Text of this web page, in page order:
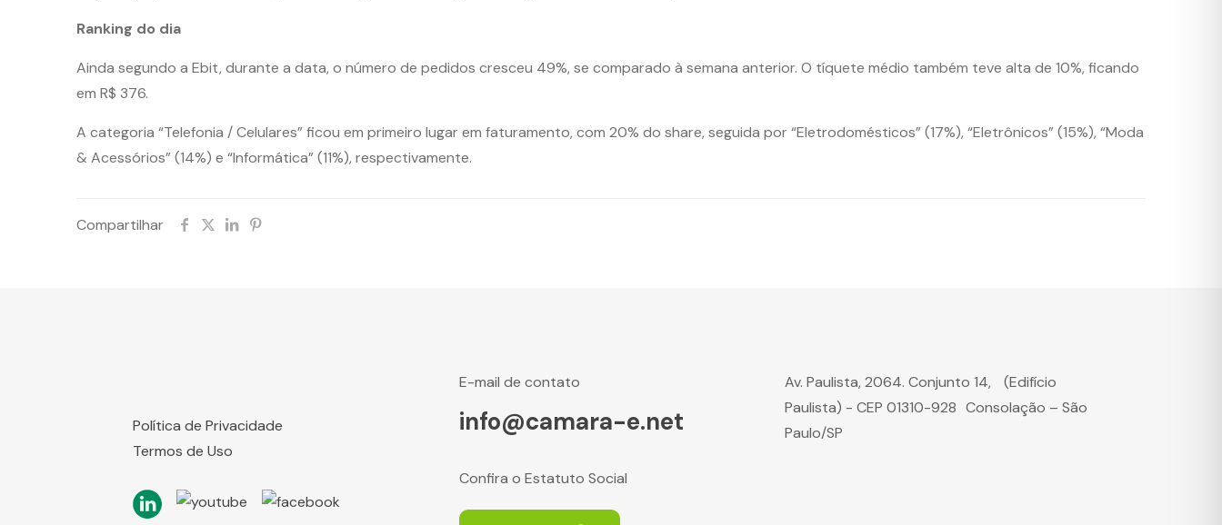
Ranking do dia
Ainda segundo a Ebit, durante a data, o número de pedidos cresceu 49%, se comparado à semana anterior. O tíquete médio também teve alta de 10%, ficando
em R$ 376.
A categoria “Telefonia / Celulares” ficou em primeiro lugar em faturamento, com 20% do share, seguida por “Eletrodomésticos” (17%), “Eletrônicos” (15%), “Moda
& Acessórios” (14%) e “Informática” (11%), respectivamente.
Compartilhar
Política de Privacidade
Termos de Uso
E-mail de contato
info@camara-e.net
Confira o Estatuto Social
Av. Paulista, 2064. Conjunto 14, (Edifício
Paulista) - CEP 01310-928 Consolação – São
Paulo/SP